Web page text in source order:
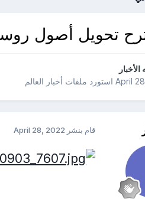
تحويل أصول
الأخبار
Aprilاستورد ملفات أخبار العالم
قام بنشر April 28, 2022